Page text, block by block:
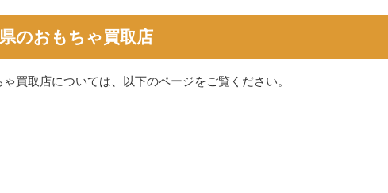
のおもちゃ買取店
買取店については、以下のページをご覧ください。